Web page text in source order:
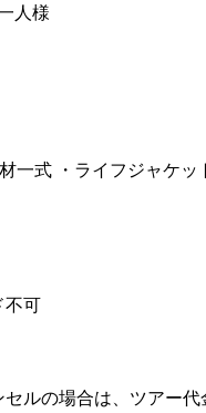
人様
一式 ・ライフジャケ
不可
ルの場合は、ツアー